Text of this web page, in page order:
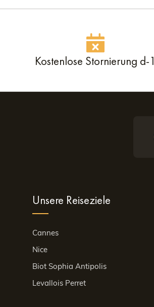
Kostenlose Stornierung d-1
Unsere Reiseziele
Cannes
Nice
Biot Sophia Antipolis
Levallois Perret